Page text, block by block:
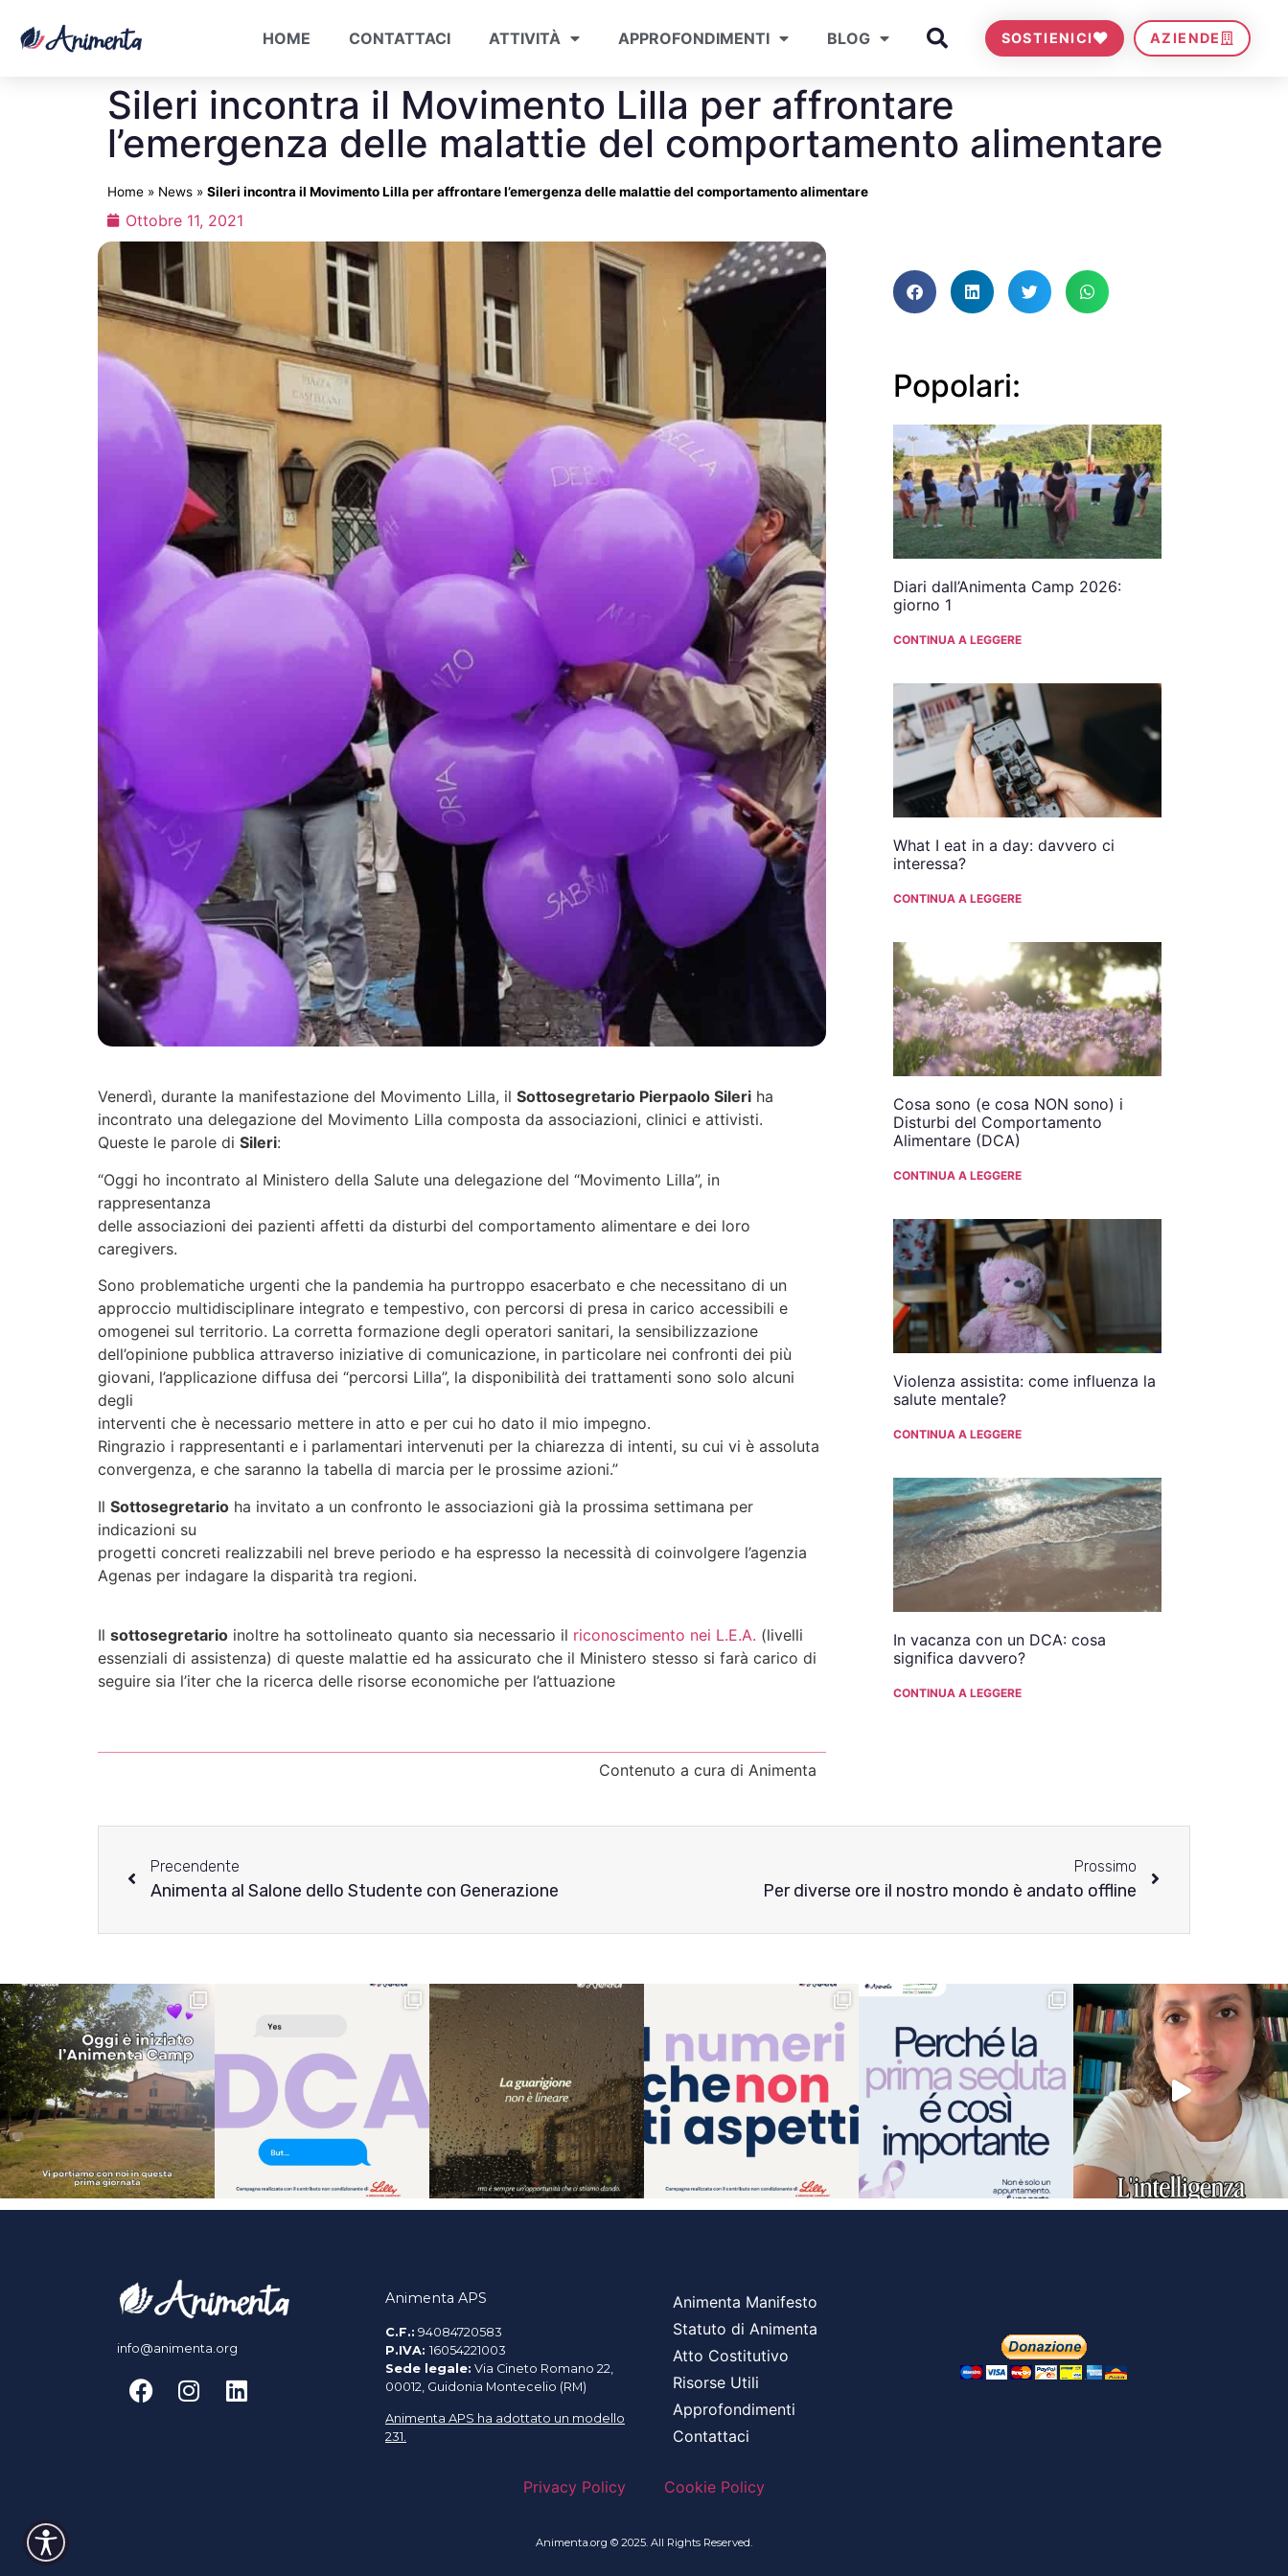
HOME CONTATTACI ATTIVITÀ APPROFONDIMENTI BLOG SOSTIENICI AZIENDE
Sileri incontra il Movimento Lilla per affrontare
l’emergenza delle malattie del comportamento alimentare
Home » News » Sileri incontra il Movimento Lilla per affrontare l’emergenza delle malattie del comportamento alimentare
Ottobre 11, 2021
Venerdì, durante la manifestazione del Movimento Lilla, il Sottosegretario Pierpaolo Sileri ha
incontrato una delegazione del Movimento Lilla composta da associazioni, clinici e attivisti.
Queste le parole di Sileri:
“Oggi ho incontrato al Ministero della Salute una delegazione del “Movimento Lilla”, in
rappresentanza
delle associazioni dei pazienti affetti da disturbi del comportamento alimentare e dei loro
caregivers.
Sono problematiche urgenti che la pandemia ha purtroppo esacerbato e che necessitano di un
approccio multidisciplinare integrato e tempestivo, con percorsi di presa in carico accessibili e
omogenei sul territorio. La corretta formazione degli operatori sanitari, la sensibilizzazione
dell’opinione pubblica attraverso iniziative di comunicazione, in particolare nei confronti dei più
giovani, l’applicazione diffusa dei “percorsi Lilla”, la disponibilità dei trattamenti sono solo alcuni
degli
interventi che è necessario mettere in atto e per cui ho dato il mio impegno.
Ringrazio i rappresentanti e i parlamentari intervenuti per la chiarezza di intenti, su cui vi è assoluta
convergenza, e che saranno la tabella di marcia per le prossime azioni.”
Il Sottosegretario ha invitato a un confronto le associazioni già la prossima settimana per
indicazioni su
progetti concreti realizzabili nel breve periodo e ha espresso la necessità di coinvolgere l’agenzia
Agenas per indagare la disparità tra regioni.
Il sottosegretario inoltre ha sottolineato quanto sia necessario il riconoscimento nei L.E.A. (livelli
essenziali di assistenza) di queste malattie ed ha assicurato che il Ministero stesso si farà carico di
seguire sia l’iter che la ricerca delle risorse economiche per l’attuazione
Contenuto a cura di Animenta
Popolari:
Diari dall’Animenta Camp 2026:
giorno 1
CONTINUA A LEGGERE
What I eat in a day: davvero ci
interessa?
CONTINUA A LEGGERE
Cosa sono (e cosa NON sono) i
Disturbi del Comportamento
Alimentare (DCA)
CONTINUA A LEGGERE
Violenza assistita: come influenza la
salute mentale?
CONTINUA A LEGGERE
In vacanza con un DCA: cosa
significa davvero?
CONTINUA A LEGGERE
Precendente
Animenta al Salone dello Studente con Generazione
Prossimo
Per diverse ore il nostro mondo è andato offline
info@animenta.org
Animenta APS
C.F.: 94084720583
P.IVA: 16054221003
Sede legale: Via Cineto Romano 22,
00012, Guidonia Montecelio (RM)
Animenta APS ha adottato un modello
231.
Animenta Manifesto
Statuto di Animenta
Atto Costitutivo
Risorse Utili
Approfondimenti
Contattaci
Privacy Policy Cookie Policy
Animenta.org © 2025. All Rights Reserved.